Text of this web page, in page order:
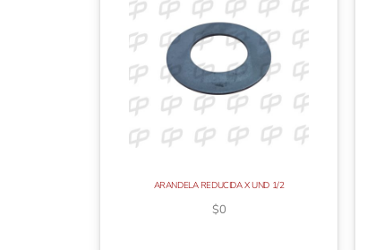
ARANDELA REDUCIDA X UND 1/2
$0